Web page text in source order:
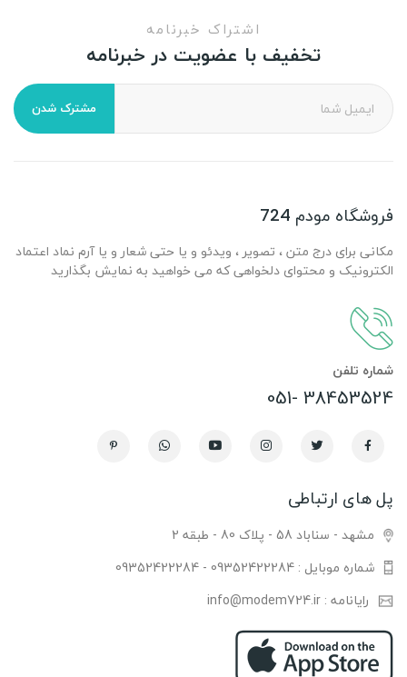
اشتراک خبرنامه
تخفیف با عضویت در خبرنامه
مشترک شدن
فروشگاه مودم 724
مکانی برای درج متن ، تصویر ، ویدئو و یا حتی شعار و یا آرم نماد اعتماد
الکترونیک و محتوای دلخواهی که می خواهید به نمایش بگذارید
شماره تلفن
38453524 -051
پل های ارتباطی
مشهد - سناباد 58 - پلاک 80 - طبقه 2
شماره موبایل : 09352422284 - 09352422284
رایانامه : info@modem724.ir